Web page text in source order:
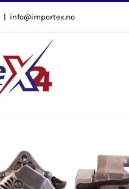
| info@importex.no